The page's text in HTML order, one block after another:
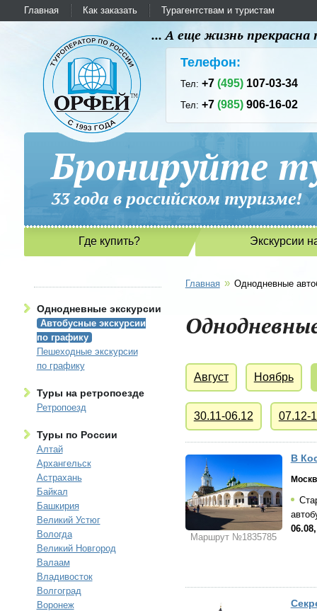
Главная Как заказать Турагентствам и туристам
... А еще жизнь
Телефон:
Тел:+7(495) 107-03-34
Тел:+7(985) 906-16-02
Бронируйте
33 года в российском
Где купить? Экскурсии
Однодневные экскурсии
Автобусные экскурсии
по графику
Пешеходные экскурсии
по графику
Туры на ретропоезде
Ретропоезд
Туры по России
Алтай
Архангельск
Астрахань
Байкал
Башкирия
Великий Устюг
Вологда
Великий Новгород
Валаам
Владивосток
Волгоград
Воронеж
Главная » Однодневные
Август Ноябрь
30.11-06.12 07.12-
Маршрут №1835785
В